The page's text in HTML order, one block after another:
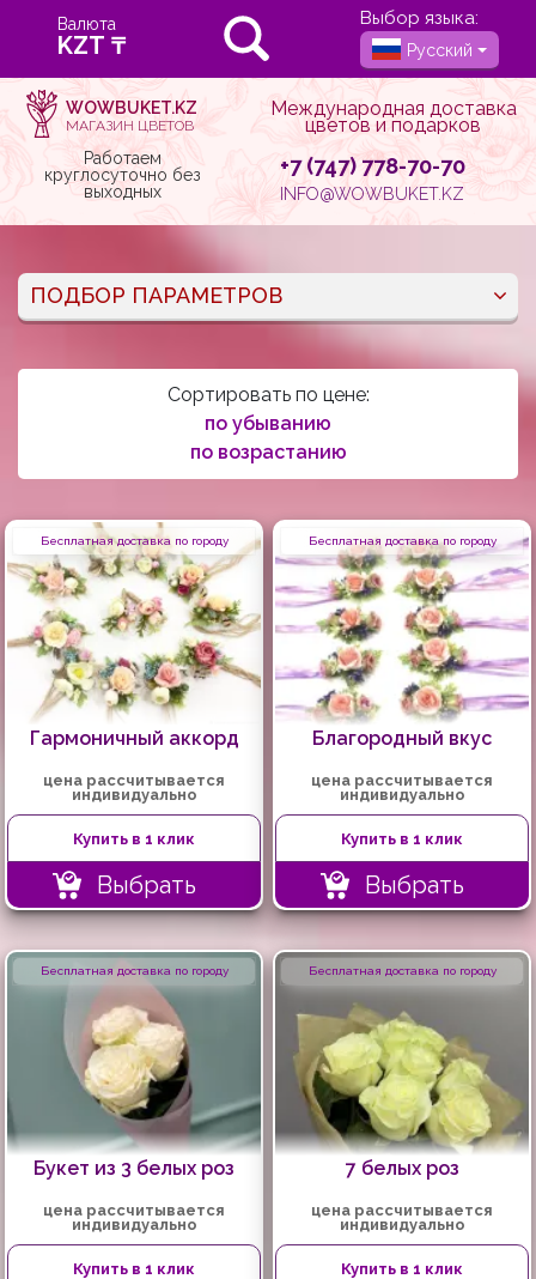
Валюта Выбор языка:
Русский
WOWBUKET.KZ
МАГАЗИН ЦВЕТОВ
Международная доставка
цветов и подарков
Работаем
круглосуточно без
выходных
+7 (747) 778-70-70
INFO@WOWBUKET.KZ
ПОДБОР ПАРАМЕТРОВ
Сортировать по цене:
по убыванию
по возрастанию
Бесплатная доставка по городу
Гармоничный аккорд
цена рассчитывается
индивидуально
Купить в 1 клик
Выбрать
Бесплатная доставка по городу
Благородный вкус
цена рассчитывается
индивидуально
Купить в 1 клик
Выбрать
Бесплатная доставка по городу
Букет из 3 белых роз
цена рассчитывается
индивидуально
Купить в 1 клик
Бесплатная доставка по городу
7 белых роз
цена рассчитывается
индивидуально
Купить в 1 клик